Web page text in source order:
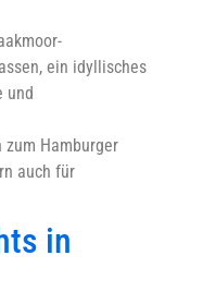
ein idyllisches
und
zum Hamburger
auch für
in